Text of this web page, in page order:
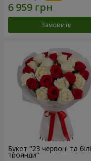
Замовити
Букет "23 червоні та білі
троянди"